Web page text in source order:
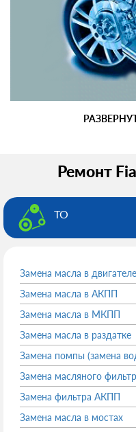
Ремонт
ТО
Замена масла в двигателе
Замена масла в АКПП
Замена масла в МКПП
Замена масла в раздатке
Замена помпы (замена
Замена масляного
Замена фильтра АКПП
Замена масла в мостах